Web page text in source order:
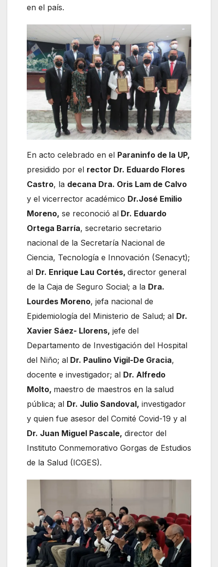
en el país.
En acto celebrado en el Paraninfo de la UP,
presidido por el rector Dr. Eduardo Flores
Castro, la decana Dra. Oris Lam de Calvo
y el vicerrector académico Dr.José Emilio
Moreno, se reconoció al Dr. Eduardo
Ortega Barría, secretario secretario
nacional de la Secretaría Nacional de
Ciencia, Tecnología e Innovación (Senacyt);
al Dr. Enrique Lau Cortés, director general
de la Caja de Seguro Social; a la Dra.
Lourdes Moreno, jefa nacional de
Epidemiología del Ministerio de Salud; al Dr.
Xavier Sáez- Llorens, jefe del
Departamento de Investigación del Hospital
del Niño; al Dr. Paulino Vigil-De Gracia,
docente e investigador; al Dr. Alfredo
Molto, maestro de maestros en la salud
pública; al Dr. Julio Sandoval, investigador
y quien fue asesor del Comité Covid-19 y al
Dr. Juan Miguel Pascale, director del
Instituto Conmemorativo Gorgas de Estudios
de la Salud (ICGES).